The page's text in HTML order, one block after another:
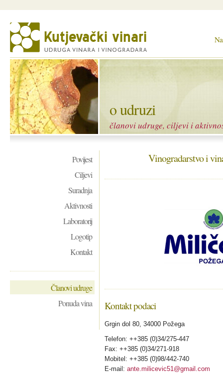
o udruzi
članovi udruge, ciljevi i
Povijest
Ciljevi
Suradnja
Aktivnosti
Laboratorij
Logotip
Kontakt
Članovi udruge
Ponuda vina
Vinogradarstvo i
Kontakt podaci
Grgin dol 80, 34000 Požega
Telefon: ++385 (0)34/275-447
Fax: ++385 (0)34/271-918
Mobitel: ++385 (0)98/442-740
E-mail: ante.milicevic51@gmail.com